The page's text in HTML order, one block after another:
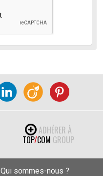
ADHÉRER À
TOP/COM GROUP
Qui sommes-nous ?